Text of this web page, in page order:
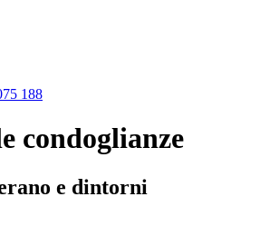
188
condoglianze
e dintorni